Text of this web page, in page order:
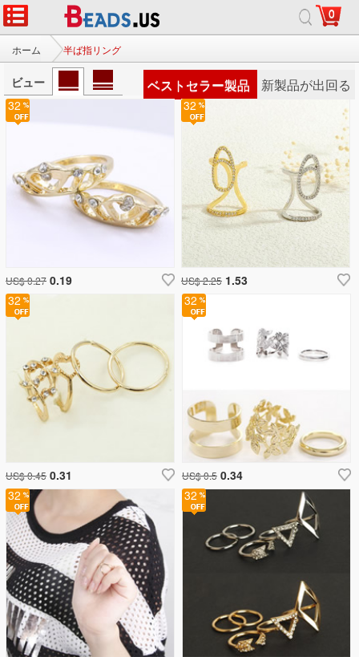
0
ホーム 半ば指リング
ビュー ベストセラー製品 新製品が出回る
32
US$ 0.5 0.34
32
US$ 0.45 0.31
32
US$ 0.27 0.19
32
32
32
US$ 2.25 1.53